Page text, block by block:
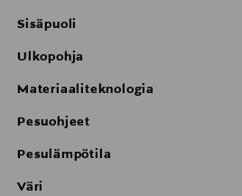
Sisäpuoli
Ulkopohja
Materiaaliteknologia
Pesuohjeet
Pesulämpötila
Väri